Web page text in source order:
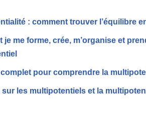
: comment trouver l’équilibre
je me forme, crée, m’organise et
complet pour comprendre la
sur les multipotentiels et la